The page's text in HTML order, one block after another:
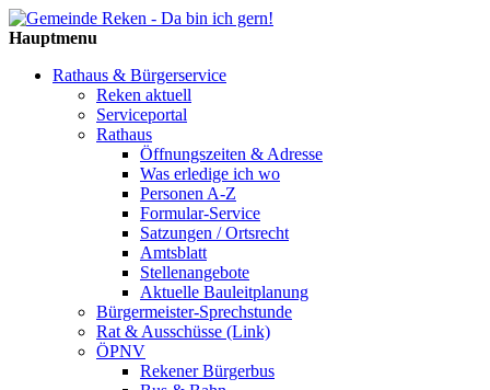
Hauptmenu
Rathaus & Bürgerservice
Reken aktuell
Serviceportal
Rathaus
Öffnungszeiten & Adresse
Was erledige ich wo
Personen A-Z
Formular-Service
Satzungen / Ortsrecht
Amtsblatt
Stellenangebote
Aktuelle Bauleitplanung
Bürgermeister-Sprechstunde
Rat & Ausschüsse (Link)
ÖPNV
Rekener Bürgerbus